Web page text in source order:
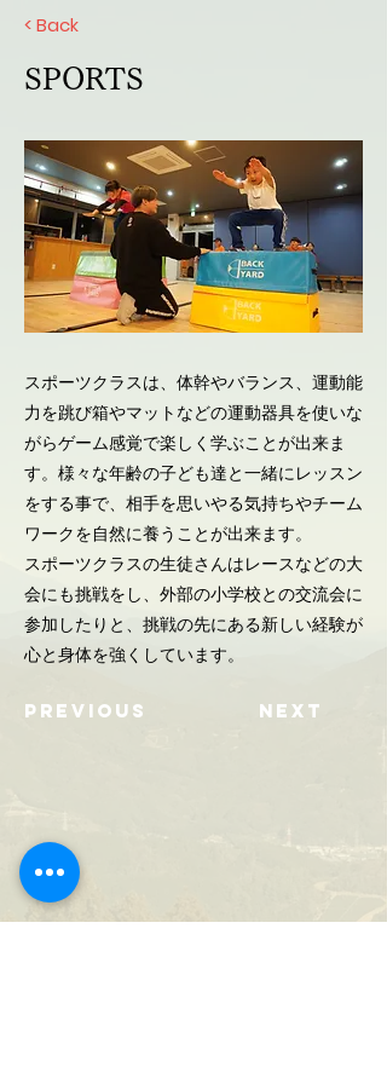
< Back
SPORTS
スポーツクラスは、体幹やバランス、運動能
力を跳び箱やマットなどの運動器具を使いな
がらゲーム感覚で楽しく学ぶことが出来ま
す。様々な年齢の子ども達と一緒にレッスン
をする事で、相手を思いやる気持ちやチーム
ワークを自然に養うことが出来ます。
スポーツクラスの生徒さんはレースなどの大
会にも挑戦をし、外部の小学校との交流会に
参加したりと、挑戦の先にある新しい経験が
心と身体を強くしています。
Previous Next